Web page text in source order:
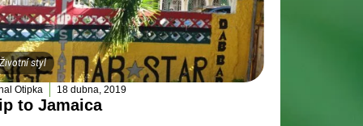
Životní styl
Otipka 18 dubna, 2019
to Jamaica